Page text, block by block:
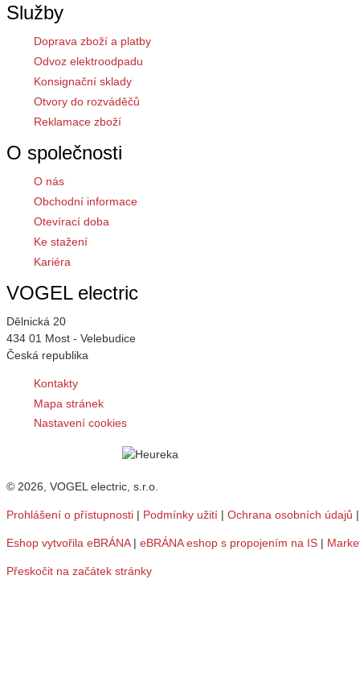
Služby
Doprava zboží a platby
Odvoz elektroodpadu
Konsignační sklady
Otvory do rozváděčů
Reklamace zboží
O společnosti
O nás
Obchodní informace
Otevírací doba
Ke stažení
Kariéra
VOGEL electric
Dělnická 20
434 01 Most - Velebudice
Česká republika
Kontakty
Mapa stránek
Nastavení cookies
© 2026, VOGEL electric, s.r.o.
Prohlášení o přístupnosti | Podmínky užití | Ochrana osobních údajů
Eshop vytvořila eBRÁNA| eBRÁNA eshop s propojením na IS |
Přeskočit na začátek stránky